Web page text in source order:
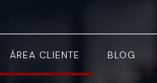
ÁREA CLIENTE BLOG